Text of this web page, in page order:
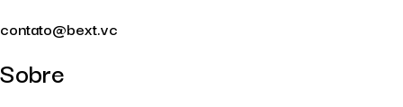
contato@bext.vc
Sobre